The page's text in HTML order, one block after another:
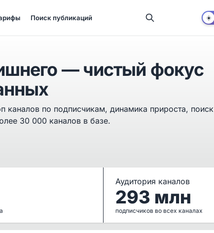
Поиск публикаций ☀️
— чистый фокус
каналов по подписчикам, динамика прироста, поиск
30 000 каналов в базе.
Аудитория каналов
293 млн
подписчиков во всех каналах